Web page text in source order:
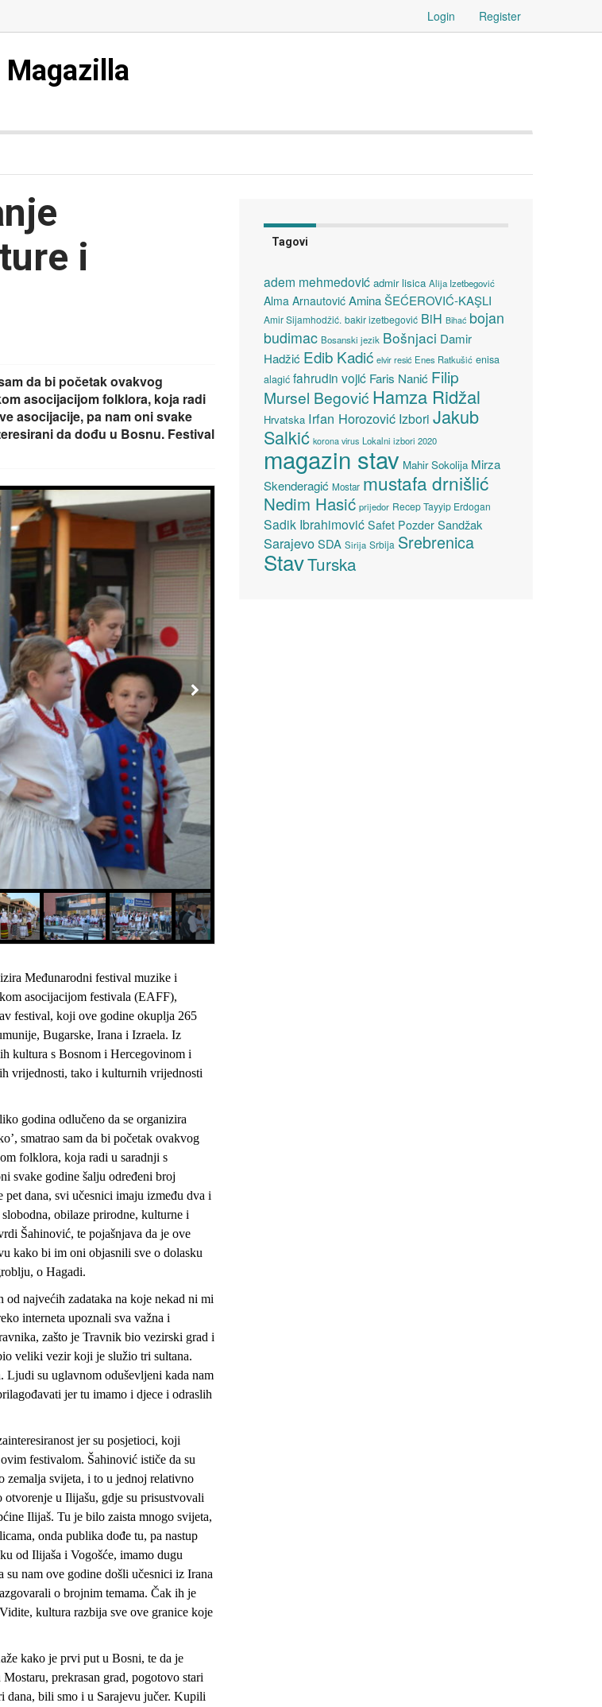
Login Register
Magazilla
i
da bi početak ovakvog
asocijacijom folklora, koja radi
asocijacije, pa nam oni svake
da dođu u Bosnu. Festival
Međunarodni festival muzike i
asocijacijom festivala (EAFF),
festival, koji ove godine okuplja 265
Bugarske, Irana i Izraela. Iz
kultura s Bosnom i Hercegovinom i
vrijednosti, tako i kulturnih vrijednosti
godina odlučeno da se organizira
smatrao sam da bi početak ovakvog
folklora, koja radi u saradnji s
svake godine šalju određeni broj
dana, svi učesnici imaju između dva i
obilaze prirodne, kulturne i
Šahinović, te pojašnjava da je ove
kako bi im oni objasnili sve o dolasku
o Hagadi.
najvećih zadataka na koje nekad ni mi
interneta upoznali sva važna i
zašto je Travnik bio vezirski grad i
veliki vezir koji je služio tri sultana.
Ljudi su uglavnom oduševljeni kada nam
jer tu imamo i djece i odraslih
jer su posjetioci, koji
festivalom. Šahinović ističe da su
svijeta, i to u jednoj relativno
u Ilijašu, gdje su prisustvovali
Ilijaš. Tu je bilo zaista mnogo svijeta,
onda publika dođe tu, pa nastup
od Ilijaša i Vogošće, imamo dugu
nam ove godine došli učesnici iz Irana
o brojnim temama. Čak ih je
kultura razbija sve ove granice koje
kako je prvi put u Bosni, te da je
prekrasan grad, pogotovo stari
dana, bili smo i u Sarajevu jučer. Kupili
Tagovi
adem mehmedović admir lisica Alija Izetbegović
Alma Arnautović Amina ŠEĆEROVIĆ-KAŞLI
Amir Sijamhodžić. bakir izetbegović BiH Bihać bojan
budimac Bosanski jezik Bošnjaci Damir
Hadžić Edib Kadić elvir resić Enes Ratkušić enisa
alagić fahrudin vojić Faris Nanić Filip
Mursel Begović Hamza Ridžal
Hrvatska Irfan Horozović Izbori Jakub
Salkić korona virus Lokalni izbori 2020
magazin stav Mahir Sokolija Mirza
Skenderagić Mostar mustafa drnišlić
Nedim Hasić prijedor Recep Tayyip Erdogan
Sadik Ibrahimović Safet Pozder Sandžak
SarajevoSDA Sirija Srbija Srebrenica
StavTurska